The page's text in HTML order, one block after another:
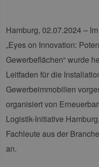
Hamburg, 02.07.2024 –
„Eyes on Innovation:
Gewerbeflächen“ wurde
Leitfaden für die
Gewerbeimmobilien
organisiert von
Logistik-Initiative
Fachleute aus der
an.